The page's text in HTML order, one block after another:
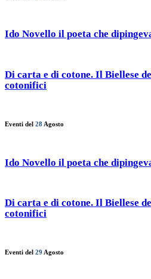
Ido Novello il poeta che
Di carta e di cotone. Il Biellese
cotonifici
Eventi del 28 Agosto
Ido Novello il poeta che
Di carta e di cotone. Il Biellese
cotonifici
Eventi del 29 Agosto